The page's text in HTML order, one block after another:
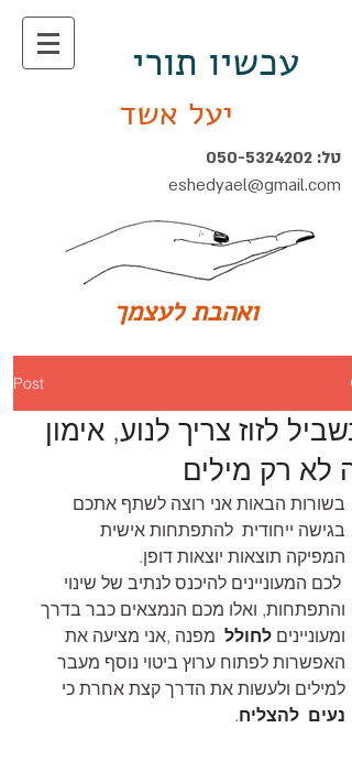
עכשיו תורי
יעל אשד
טל: 050-5324202
eshedyael@gmail.com
ואהבת לעצמך
Post
בשביל לזוז צריך לנוע, אימון
זה לא רק מילים
בשורות הבאות אני רוצה לשתף אתכם
בגישה ייחודית  להתפתחות אישית
המפיקה תוצאות יוצאות דופן.
לכם המעוניינים להיכנס לנתיב של שינוי
והתפתחות, ואלו מכם הנמצאים כבר בדרך
ומעוניינים לחולל
  מפנה ,אני מציעה את
האפשרות לפתוח ערוץ ביטוי נוסף מעבר
למילים ולעשות את הדרך קצת אחרת כי
נעים  להצליח.